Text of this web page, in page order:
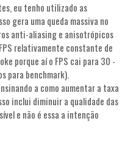
eu tenho utilizado as
gera uma queda massiva no
anti-aliasing e anisotrópicos
relativamente constante de
porque aí o FPS cai para 30 -
para benchmark).
a como aumentar a taxa
inclui diminuir a qualidade das
e não é essa a intenção